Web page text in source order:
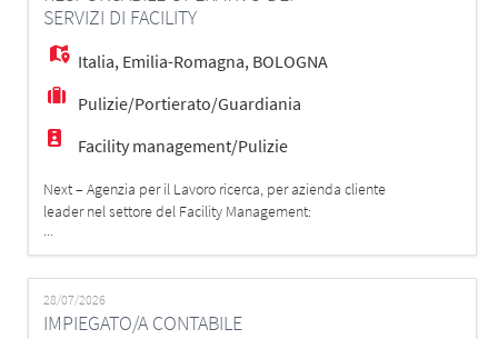
di
lavoro
Carica
il
CV
Login
Lingua
EN
SERVIZI DI FACILITY
Italia, Emilia-Romagna, BOLOGNA
Pulizie/Portierato/Guardiania
Facility management/Pulizie
Next – Agenzia per il Lavoro ricerca, per azienda cliente
leader nel settore del Facility Management:
un/una Responsabile Operativo – Soft Facility
Management (Pulizie e Facchinaggio) La risorsa sarà
responsabile del coordinamento operativo dei servizi
di Soft Facility Management nelle aree di Bologna e
Firenze. Principali attività - As
...
28/07/2026
IMPIEGATO/A CONTABILE